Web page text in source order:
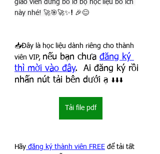
giáo viên đừng bỏ lỡ bộ học liệu bổ ích
này nhé! 🚀🎯🚀✨! 🎉😊
📥Đây là học liệu dành riêng cho thành
viên VIP, nếu bạn chưa đăng ký
thì mời vào đây.  Ai đăng ký rồi
nhấn nút tải bên dưới ạ ⬇️⬇️⬇️
Tải file pdf
Hãy đăng ký thành viên FREE để tải tất